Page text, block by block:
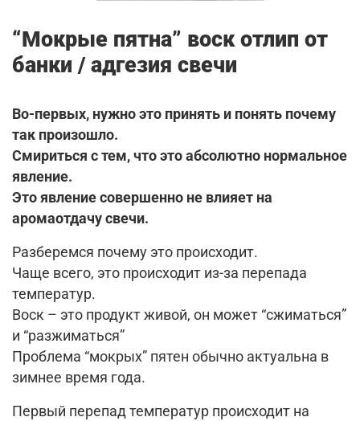
“Мокрые пятна” воск отлип от
банки / адгезия свечи
Во-первых, нужно это принять и понять почему
так произошло.
Смириться с тем, что это абсолютно нормальное
явление.
Это явление совершенно не влияет на
аромаотдачу свечи.
Разберемся почему это происходит.
Чаще всего, это происходит из-за перепада
температур.
Воск – это продукт живой, он может “сжиматься”
и “разжиматься”
Проблема “мокрых” пятен обычно актуальна в
зимнее время года.
Первый перепад температур происходит на